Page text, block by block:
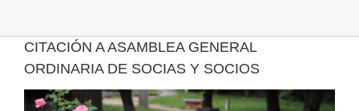
CITACIÓN A ASAMBLEA GENERAL
ORDINARIA DE SOCIAS Y SOCIOS
Ver